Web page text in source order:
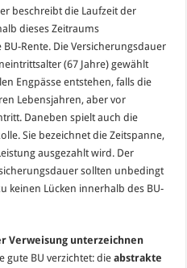
beschreibt die Laufzeit der
dieses Zeitraums
Rente. Die Versicherungsdauer
(67 Jahre) gewählt
Engpässe entstehen, falls die
Lebensjahren, aber vor
Daneben spielt auch die
Sie bezeichnet die Zeitspanne,
ausgezahlt wird. Der
sollten unbedingt
keinen Lücken innerhalb des BU-
Verweisung unterzeichnen
gute BU verzichtet: dieabstrakte